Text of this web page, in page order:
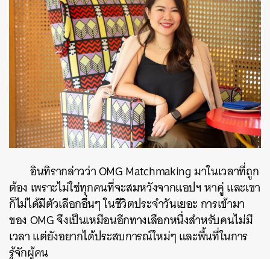
อินทิรากล่าวว่า OMG Matchmaking มาในเวลาที่ถูก
ต้อง เพราะไม่ใช่ทุกคนที่จะสมหวังจากแอปฯ หาคู่ และเขา
ก็ไม่ได้มีตัวเลือกอื่นๆ ในชีวิตประจำวันเยอะ การเข้ามา
ของ OMG จึงเป็นเหมือนอีกทางเลือกหนึ่งสำหรับคนไม่มี
เวลา แต่ยังอยากได้ประสบการณ์ใหม่ๆ และพื้นที่ในการ
รู้จักผู้คน